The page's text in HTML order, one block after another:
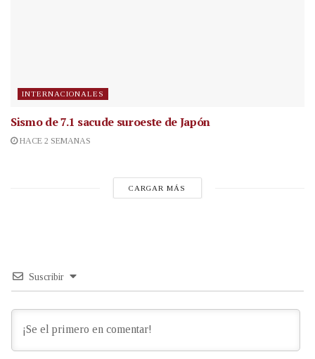
INTERNACIONALES
Sismo de 7.1 sacude suroeste de Japón
HACE 2 SEMANAS
CARGAR MÁS
Suscribir